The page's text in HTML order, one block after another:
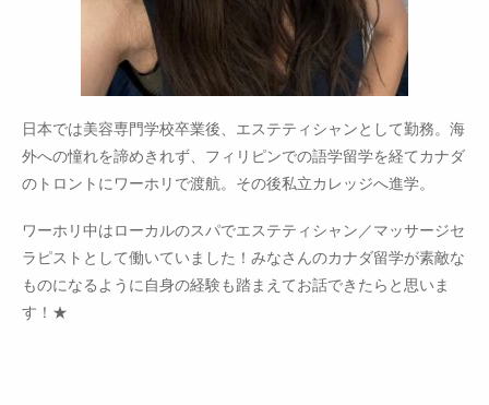
日本では美容専門学校卒業後、エステティシャンとして勤務。海
外への憧れを諦めきれず、フィリピンでの語学留学を経てカナダ
のトロントにワーホリで渡航。その後私立カレッジへ進学。
ワーホリ中はローカルのスパでエステティシャン／マッサージセ
ラピストとして働いていました！みなさんのカナダ留学が素敵な
ものになるように自身の経験も踏まえてお話できたらと思いま
す！★